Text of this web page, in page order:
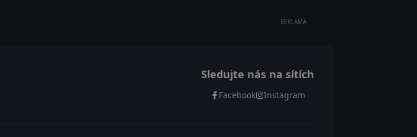
REKLAMA
Sledujte nás na sítích
Facebook Instagram